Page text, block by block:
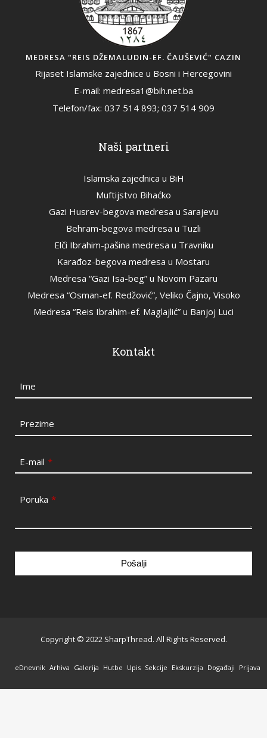
MEDRESA "REIS DŽEMALUDIN-EF. ČAUŠEVIĆ" CAZIN
Rijaset Islamske zajednice u Bosni i Hercegovini
E-mail: medresa1@bih.net.ba
Telefon/fax: 037 514 893; 037 514 909
Naši partneri
Islamska zajednica u BiH
Muftijstvo Bihaćko
Gazi Husrev-begova medresa u Sarajevu
Behram-begova medresa u Tuzli
Elči Ibrahim-pašina medresa u Travniku
Karađoz-begova medresa u Mostaru
Medresa “Gazi Isa-beg” u Novom Pazaru
Medresa “Osman-ef. Redžović”, Veliko Čajno, Visoko
Medresa “Reis Ibrahim-ef. Maglajlić” u Banjoj Luci
Kontakt
Ime
Prezime
E-mail *
Poruka *
Pošalji
blank
Copyright © 2022 SharpThread. All Rights Reserved.
eDnevnik Arhiva Galerija Hutbe Upis Sekcije Ekskurzija Događaji Prijava